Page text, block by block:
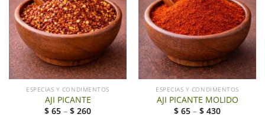
ESPECIAS Y CONDIMENTOS
AJI PICANTE
$ 65 – $ 260
ESPECIAS Y CONDIMENTOS
AJI PICANTE MOLIDO
$ 65 – $ 430